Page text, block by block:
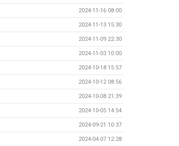
2024-11-16 08:00
2024-11-13 15:30
2024-11-09 22:30
2024-11-03 10:00
2024-10-18 15:57
2024-10-12 08:56
2024-10-08 21:39
2024-10-05 14:54
2024-09-21 10:37
2024-04-07 12:28